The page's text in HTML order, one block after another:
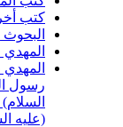
والمقالات
في القرآن
في الأحاديث
الله (صلّى الله
الإمام
الإمام